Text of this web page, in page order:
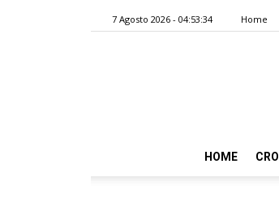
7 Agosto 2026 - 04:53:34 Home
HOME